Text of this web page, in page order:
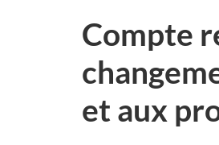
Compte
et aux